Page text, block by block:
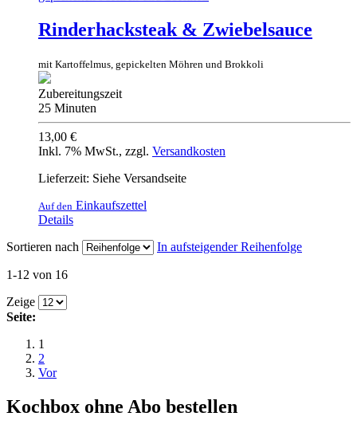
Rinderhacksteak & Zwiebelsauce
mit Kartoffelmus, gepickelten Möhren und Brokkoli
Zubereitungszeit
25 Minuten
13,00 €
Inkl. 7% MwSt., zzgl. Versandkosten
Lieferzeit: Siehe Versandseite
Auf den Einkaufszettel
Details
Sortieren nach
In aufsteigender Reihenfolge
1-12 von 16
Zeige
Seite:
1
2
Vor
Kochbox ohne Abo bestellen